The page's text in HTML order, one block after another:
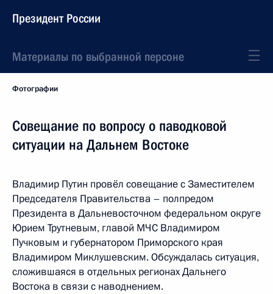
Президент России
Материалы по выбранной персоне
Фотографии
Совещание по вопросу о паводковой
ситуации на Дальнем Востоке
Владимир Путин провёл совещание с Заместителем
Председателя Правительства – полпредом
Президента в Дальневосточном федеральном округе
Юрием Трутневым, главой МЧС Владимиром
Пучковым и губернатором Приморского края
Владимиром Миклушевским. Обсуждалась ситуация,
сложившаяся в отдельных регионах Дальнего
Востока в связи с наводнением.